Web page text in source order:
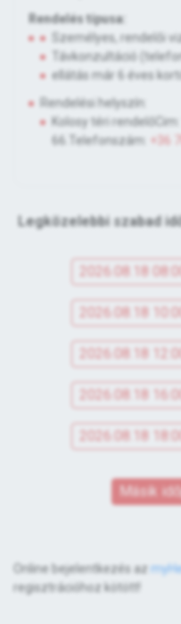
Rendelés típusa:
Személyes, rendelői
Távkonzultáció
ellátás már 6 éves
Rendelési helyszín:
Kolosy téri
66.Telefonszám: +36
Legközelebbi szabad
2026.08.18 08:00
2026.08.18 10:00
2026.08.18 12:00
2026.08.18 16:00
2026.08.18 18:00
Másik
Online bejelentkezés az
regisztrációhoz kötött!